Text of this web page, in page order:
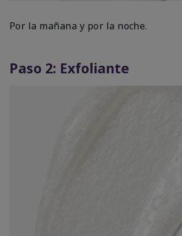
Por la mañana y por la noche.
Paso 2: Exfoliante